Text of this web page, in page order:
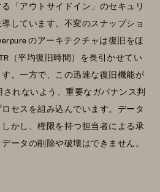
「アウトサイドイン」のセキュリ
しています。不変のスナップショ
のアーキテクチャは復旧をほ
（平均復旧時間）を長引かせてい
。一方で、この迅速な復旧機能が
されないよう、重要なガバナンス判
セスを組み込んでいます。データ
かし、権限を持つ担当者による承
ータの削除や破壊はできません。